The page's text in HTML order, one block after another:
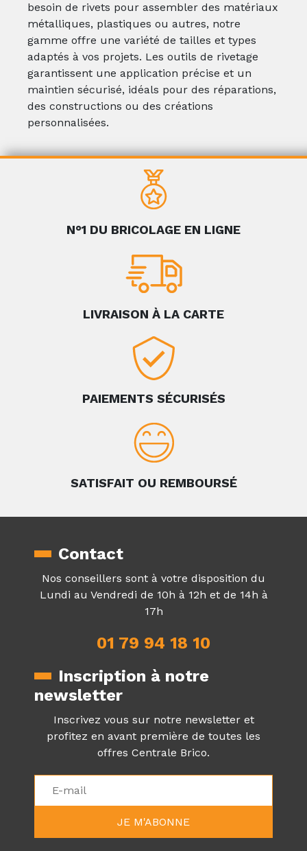
besoin de rivets pour assembler des matériaux
métalliques, plastiques ou autres, notre
gamme offre une variété de tailles et types
adaptés à vos projets. Les outils de rivetage
garantissent une application précise et un
maintien sécurisé, idéals pour des réparations,
des constructions ou des créations
personnalisées.
N°1 DU BRICOLAGE EN LIGNE
LIVRAISON À LA CARTE
PAIEMENTS SÉCURISÉS
SATISFAIT OU REMBOURSÉ
Contact
Nos conseillers sont à votre disposition du
Lundi au Vendredi de 10h à 12h et de 14h à
17h
01 79 94 18 10
Inscription à notre
newsletter
Inscrivez vous sur notre newsletter et
profitez en avant première de toutes les
offres Centrale Brico.